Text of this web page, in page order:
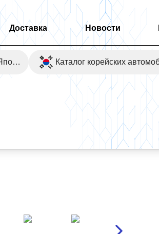
Доставка Новости
Автоаукционы Японии